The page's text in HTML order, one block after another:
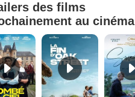
des films
au cinéma
Tombé du ciel Bande-annonce VF La fin d’Oak Street Bande-annonce VO STFR